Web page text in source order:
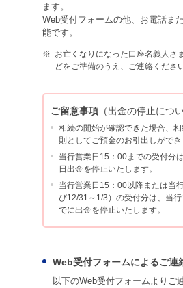
ます。
Web受付フォームの他、お電話ま
能です。
※ お亡くなりになった口座名義人さ
どをご準備のうえ、ご連絡ください
ご留意事項 （出金の停止につい
相続の開始が確認できた場合、
則としてご預金のお引出しができ
当行営業日15：00までの受付分
日出金を停止いたします。
当行営業日15：00以降または当
び12/31～1/3）の受付分は、当
でに出金を停止いたします。
Web受付フォームによるご連
以下のWeb受付フォームよりご